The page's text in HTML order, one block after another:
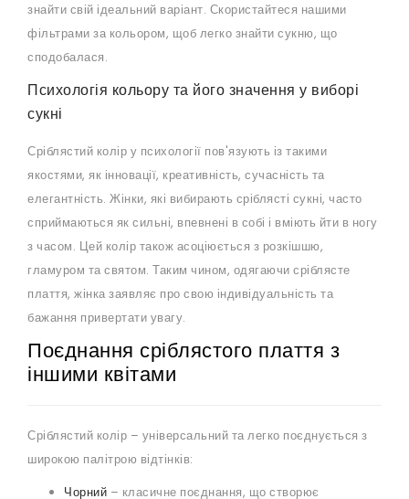
знайти свій ідеальний варіант. Скористайтеся нашими
фільтрами за кольором, щоб легко знайти сукню, що
сподобалася.
Психологія кольору та його значення у виборі
сукні
Сріблястий колір у психології пов'язують із такими
якостями, як інновації, креативність, сучасність та
елегантність. Жінки, які вибирають сріблясті сукні, часто
сприймаються як сильні, впевнені в собі і вміють йти в ногу
з часом. Цей колір також асоціюється з розкішшю,
гламуром та святом. Таким чином, одягаючи сріблясте
плаття, жінка заявляє про свою індивідуальність та
бажання привертати увагу.
Поєднання сріблястого плаття з
іншими квітами
Сріблястий колір – універсальний та легко поєднується з
широкою палітрою відтінків:
Чорний – класичне поєднання, що створює